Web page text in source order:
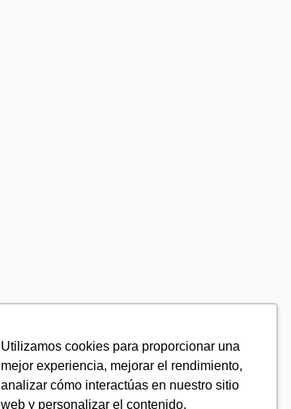
Utilizamos cookies para proporcionar una
mejor experiencia, mejorar el rendimiento,
analizar cómo interactúas en nuestro sitio
web y personalizar el contenido.